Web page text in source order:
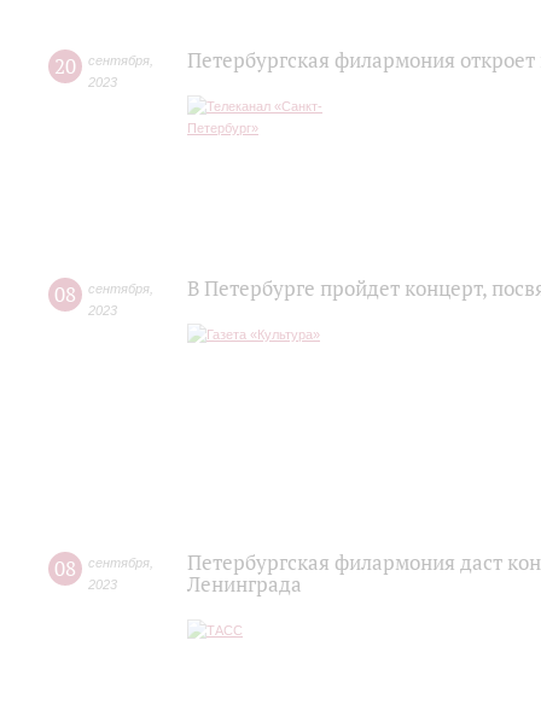
20 сентября
2023
Петербургская филармония
08 сентября
2023
В Петербурге пройдет концерт,
08 сентября
2023
Петербургская филармония даст
Ленинграда